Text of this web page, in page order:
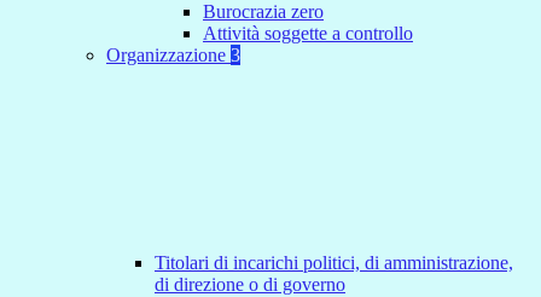
Burocrazia zero
Attività soggette a controllo
Organizzazione 3
Titolari di incarichi politici, di amministrazione,
di direzione o di governo